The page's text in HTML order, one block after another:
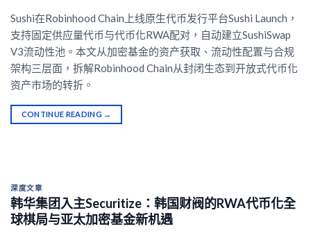
Sushi在Robinhood Chain上线原生代币发行平台Sushi Launch，
支持固定供应量代币与代币化RWA配对，自动建立SushiSwap
V3流动性池。本文从加密基金的资产获取、流动性配置与合规
架构三层面，拆解Robinhood Chain从封闭生态到开放式代币化
资产市场的转折。
CONTINUE READING →
深度文章
韩华集团入主Securitize：韩国财阀的RWA代币化全
球棋局与亚太加密基金新机遇